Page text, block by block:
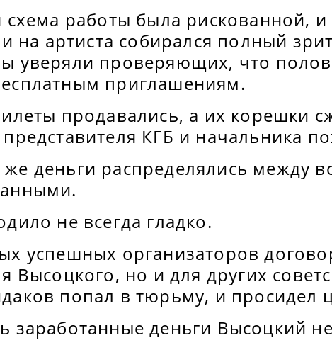
схема работы была рискованной,
на артиста собирался полный
уверяли проверяющих, что
приглашениям.
продавались, а их корешки
представителя КГБ и начальника
деньги распределялись между
не всегда гладко.
успешных организаторов
Высоцкого, но и для других
попал в тюрьму, и просидел
заработанные деньги Высоцкий